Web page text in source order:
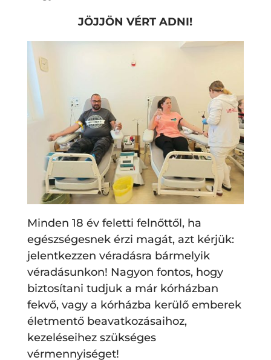
JÖJJÖN VÉRT ADNI!
Minden 18 év feletti felnőttől, ha
egészségesnek érzi magát, azt kérjük:
jelentkezzen véradásra bármelyik
véradásunkon! Nagyon fontos, hogy
biztosítani tudjuk a már kórházban
fekvő, vagy a kórházba kerülő emberek
életmentő beavatkozásaihoz,
kezeléseihez szükséges
vérmennyiséget!